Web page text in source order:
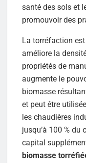
santé des sols et
promouvoir des
La torréfaction
améliore la
propriétés de
augmente le
biomasse
et peut être
les chaudières
jusqu’à 100 % du
capital
biomasse